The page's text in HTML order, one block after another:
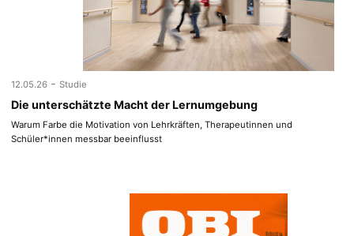
12.05.26 - Studie
Die unterschätzte Macht der Lernumgebung
Warum Farbe die Motivation von Lehrkräften, Therapeutinnen und
Schüler*innen messbar beeinflusst